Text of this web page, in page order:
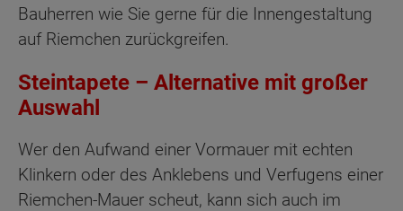
Bauherren wie Sie gerne für die Innengestaltung
auf Riemchen zurückgreifen.
Steintapete – Alternative mit großer
Auswahl
Wer den Aufwand einer Vormauer mit echten
Klinkern oder des Anklebens und Verfugens einer
Riemchen-Mauer scheut, kann sich auch im